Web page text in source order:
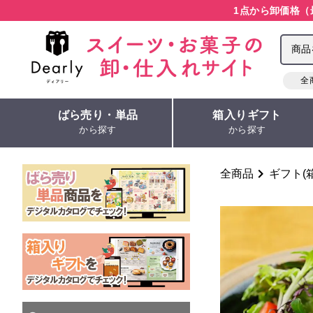
1点から卸価格
全
ばら売り・単品
から探す
箱入りギフト
から探す
全商品 ギフト(